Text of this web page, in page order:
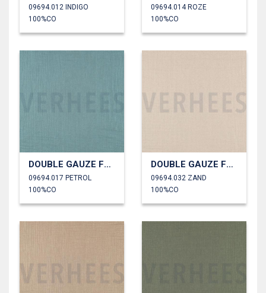
09694.012 INDIGO
100%CO
09694.014 ROZE
100%CO
DOUBLE GAUZE FOLIE
09694.017 PETROL
100%CO
DOUBLE GAUZE FOLIE
09694.032 ZAND
100%CO